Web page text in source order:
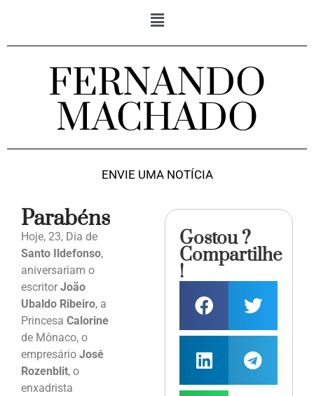
FERNANDO
MACHADO
ENVIE UMA NOTÍCIA
Parabéns
Hoje, 23, Dia de
Santo Ildefonso,
aniversariam o
escritor João
Ubaldo Ribeiro, a
Princesa Calorine
de Mônaco, o
empresário José
Rozenblit, o
enxadrista
Gostou ?
Compartilhe
!